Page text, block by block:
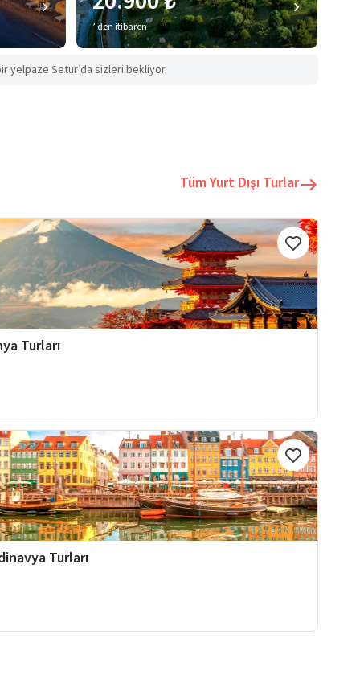
’ den itibaren
yelpaze Setur’da sizleri bekliyor.
Tüm Yurt Dışı Turlar
Turları
Turları